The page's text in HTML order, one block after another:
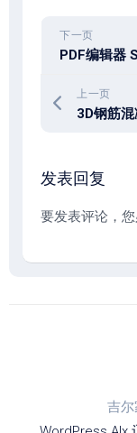
下一页
上一页
发表回复
要发表评论，
吉